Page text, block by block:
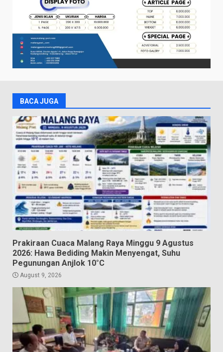
BACA JUGA
Prakiraan Cuaca Malang Raya Minggu 9 Agustus
2026: Hawa Bediding Makin Menyengat, Suhu
Pegunungan Anjlok 10°C
August 9, 2026